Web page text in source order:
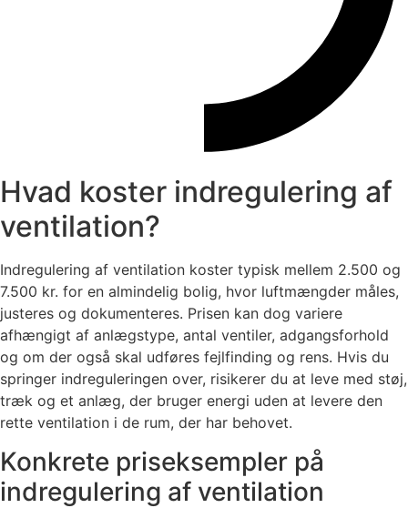
Hvad koster indregulering af
ventilation?
Indregulering af ventilation koster typisk mellem 2.500 og
7.500 kr. for en almindelig bolig, hvor luftmængder måles,
justeres og dokumenteres. Prisen kan dog variere
afhængigt af anlægstype, antal ventiler, adgangsforhold
og om der også skal udføres fejlfinding og rens. Hvis du
springer indreguleringen over, risikerer du at leve med støj,
træk og et anlæg, der bruger energi uden at levere den
rette ventilation i de rum, der har behovet.
Konkrete priseksempler på
indregulering af ventilation